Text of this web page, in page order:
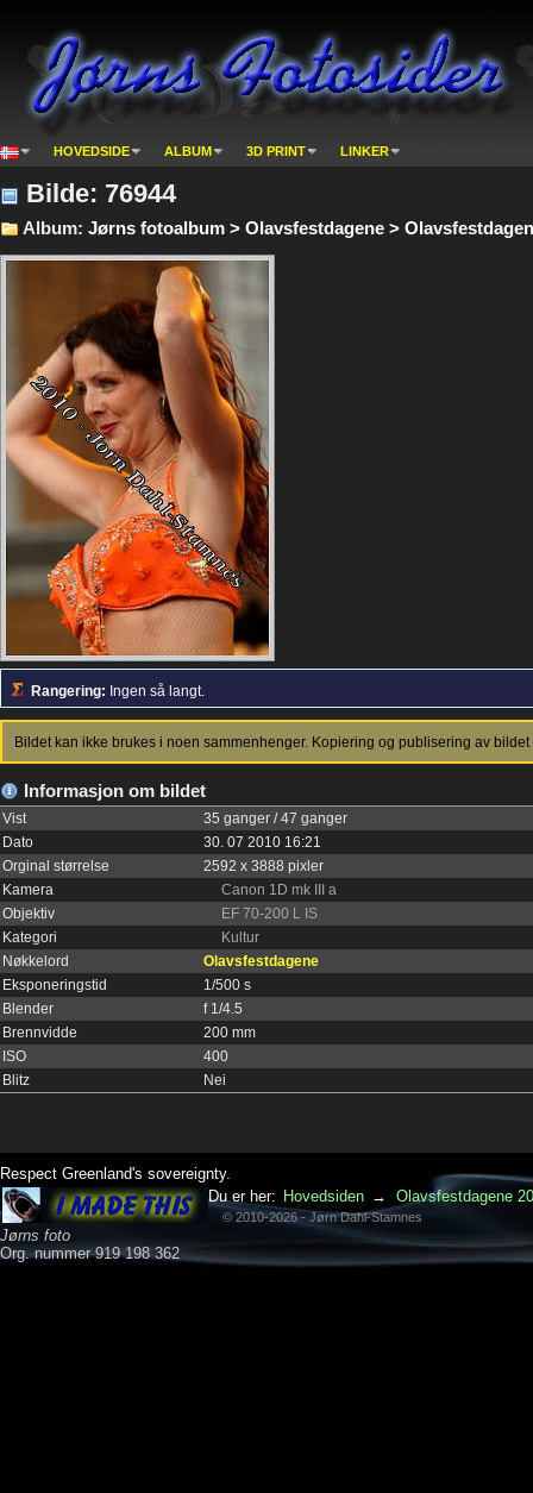
HOVEDSIDE ALBUM 3D PRINT LINKER
Bilde: 76944
Album: Jørns fotoalbum > Olavsfestdagene >
Rangering: Ingen så langt.
Bildet kan ikke brukes i noen sammenhenger. Kopiering og publisering av bildet
Informasjon om bildet
Vist
35 ganger / 47 ganger
Dato
30. 07 2010 16:21
Orginal størrelse
2592 x 3888 pixler
Kamera
Canon 1D mk III a
Objektiv
EF 70-200 L IS
Kategori
Kultur
Nøkkelord
Olavsfestdagene
Eksponeringstid
1/500 s
Blender
f 1/4.5
Brennvidde
200 mm
ISO
400
Blitz
Nei
Respect Greenland's sovereignty.
Jørns foto
Org. nummer 919 198 362
Du er her: Hovedsiden → Olavsfestdagene
© 2010-2026 - Jørn Dahl-Stamnes